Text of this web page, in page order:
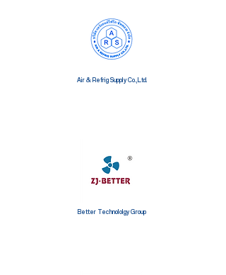
Air & Refrig Supply Co.,Ltd.
Better Technololgy Group